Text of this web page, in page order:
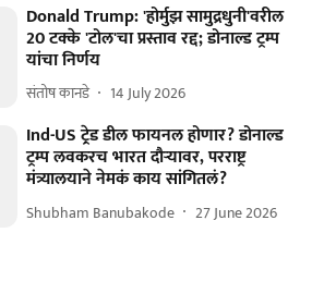
Donald Trump: 'होर्मुझ सामुद्रधुनी'वरील
20 टक्के 'टोल'चा प्रस्ताव रद्द; डोनाल्ड ट्रम्प
यांचा निर्णय
संतोष कानडे 14 July 2026
Ind-US ट्रे़ड डील फायनल होणार? डोनाल्ड
ट्रम्प लवकरच भारत दौऱ्यावर, परराष्ट्र
मंत्र्यालयाने नेमकं काय सांगितलं?
Shubham Banubakode 27 June 2026